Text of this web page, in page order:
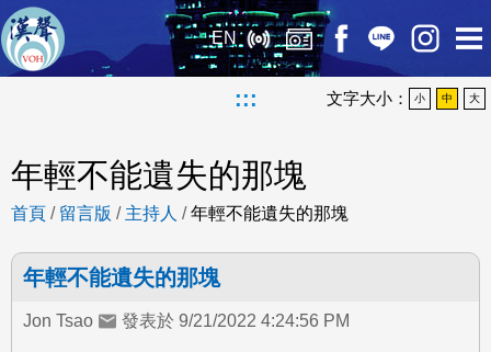
EN
::: 文字大小： 小 中 大
年輕不能遺失的那塊
首頁 / 留言版 / 主持人 /年輕不能遺失的那塊
年輕不能遺失的那塊
Jon Tsao 發表於 9/21/2022 4:24:56 PM